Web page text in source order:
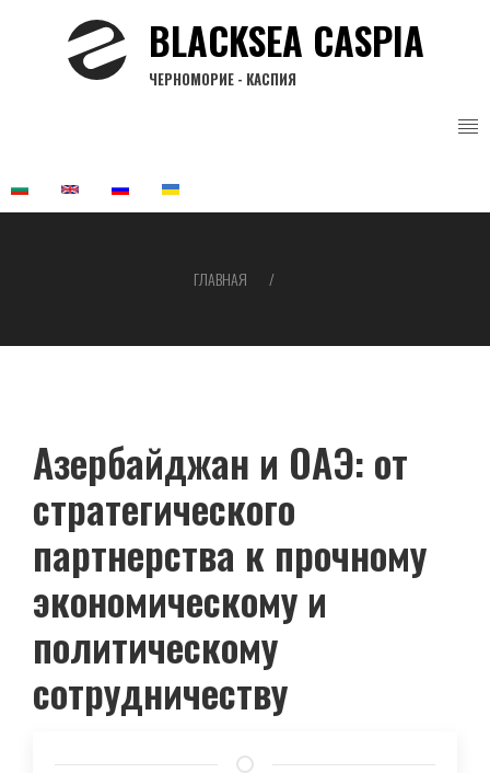
BLACKSEA CASPIA
ЧЕРНОМОРИЕ - КАСПИЯ
навигации
ГЛАВНАЯ
Азербайджан и ОАЭ: от
стратегического
партнерства к прочному
экономическому и
политическому
сотрудничеству